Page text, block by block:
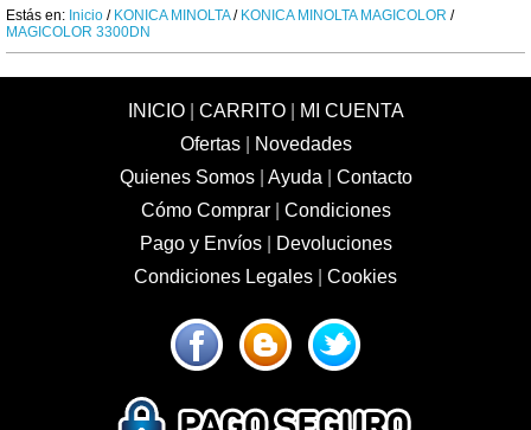
Estás en: Inicio / KONICA MINOLTA/ KONICA MINOLTA MAGICOLOR /
MAGICOLOR 3300DN
INICIO| CARRITO|
MI CUENTA
Ofertas|
Novedades
Quienes Somos| Ayuda
Contacto
Cómo Comprar| Condiciones
Pago y Envíos|
Devoluciones
Condiciones Legales
Cookies